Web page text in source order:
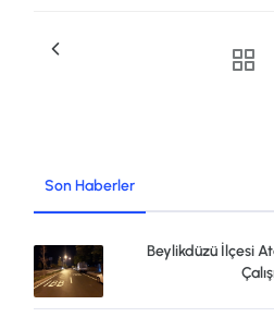
Son Haberler
Beylikdüzü İlçesi